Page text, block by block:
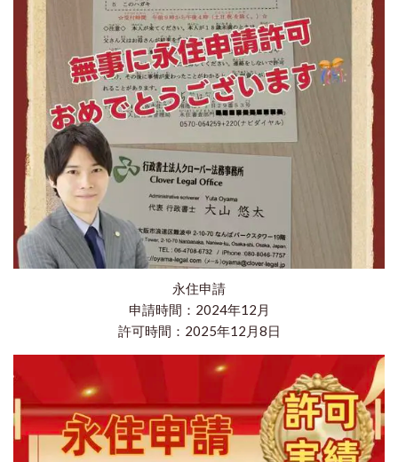
永住申請
申請時間：2024年12月
許可時間：2025年12月8日